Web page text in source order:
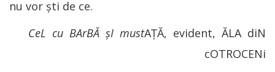
nu vor şti de ce.
CeL cu BArBĂ şI mustAȚĂ, evident, ĂLA diN
cOTROCENi